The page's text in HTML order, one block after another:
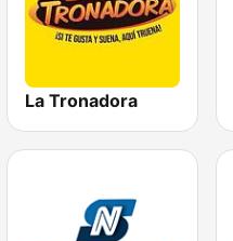
La Tronadora